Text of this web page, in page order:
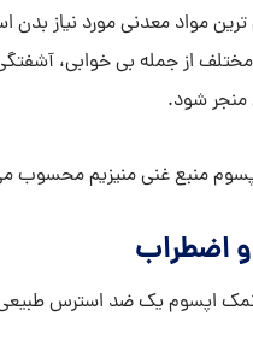
از جمله بی خوابی،
منجر شود.
منبع غنی منیزیم
نمک اپسوم یک ضد استرس